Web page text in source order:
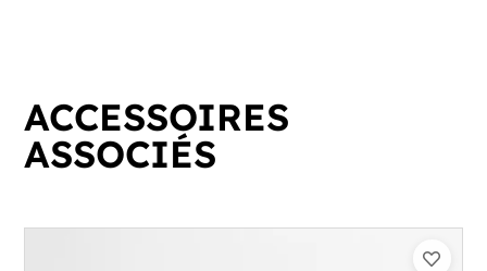
ACCESSOIRES
ASSOCIÉS